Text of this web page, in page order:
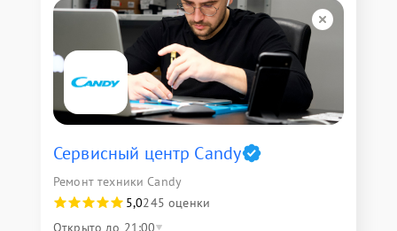
Сервисный центр Candy
Ремонт техники Candy
5,0245 оценки
Открыто до 21:00